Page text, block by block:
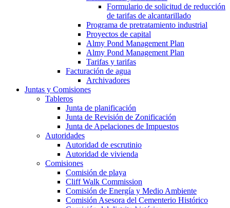
Formulario de solicitud de reducción
de tarifas de alcantarillado
Programa de pretratamiento industrial
Proyectos de capital
Almy Pond Management Plan
Almy Pond Management Plan
Tarifas y tarifas
Facturación de agua
Archivadores
Juntas y Comisiones
Tableros
Junta de planificación
Junta de Revisión de Zonificación
Junta de Apelaciones de Impuestos
Autoridades
Autoridad de escrutinio
Autoridad de vivienda
Comisiones
Comisión de playa
Cliff Walk Commission
Comisión de Energía y Medio Ambiente
Comisión Asesora del Cementerio Histórico